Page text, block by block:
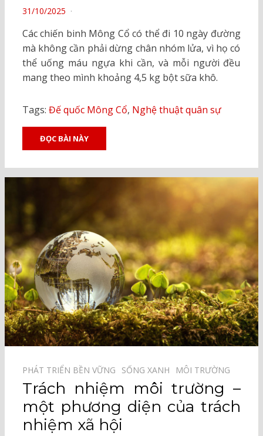
POSTED
31/10/2025
Các chiến binh Mông Cổ có thể đi 10 ngày đường
mà không cần phải dừng chân nhóm lửa, vì họ có
thể uống máu ngựa khi cần, và mỗi người đều
mang theo mình khoảng 4,5 kg bột sữa khô.
Tags: Đế quốc Mông Cổ, Nghệ thuật quân sự
ĐỌC BÀI NÀY
PHÁT TRIỂN BỀN VỮNG⠀ SỐNG XANH⠀ MÔI TRƯỜNG⠀
Trách nhiệm môi trường –
một phương diện của trách
nhiệm xã hội